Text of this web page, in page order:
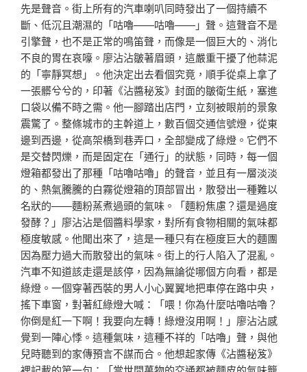
先是聲音。街上所有的汽車喇叭同時發出了一個持續不
斷、低沉且潮濕的「咕嚕——咕嚕——」聲。這聲音不是
引擎聲，也不是正常的鳴笛聲，而像是一個巨大的、消化
不良的胃在哀嚎。廖沾沾皺著眉頭，這嚴重干擾了他蒜泥
的「寧靜冥想」。他決定出去看個究竟，順手從桌上拿了
一張髒兮兮的，印著《沾醬秘笈》封面的皺衛生紙，塞進
口袋以備不時之需。他一腳踏出店門，立刻被眼前的景象
震驚了。整條城市的主幹道上，數百個交通信號燈，從東
邊到西邊，從高架橋到巷弄口，全部變成了綠燈。它們不
是交替閃爍，而是固定在「通行」的狀態，同時，每一個
燈箱都發出了那種「咕嚕咕嚕」的聲音，並且有一層淡淡
的、熱氣騰騰的白霧從燈箱的頂部冒出，散發出一種難以
名狀的——麵粉蒸煮過頭的氣味。「麵粉焦慮？還是過度
發酵？」廖沾沾是個醬料學家，對所有食物相關的氣味都
極度敏感。他聞出來了，這是一種只有在極度巨大的麵團
因為壓力過大而散發出的氣味。街上的行人陷入了混亂。
汽車不知道該走還是該停，因為無論從哪個方向看，都是
綠燈。一個穿著西裝的男人小心翼翼地把車停在路中央，
搖下車窗，對著紅綠燈大喊：「喂！你為什麼咕嚕咕嚕？
你倒是紅一下啊！我要向左轉！綠燈沒用啊！」廖沾沾感
覺到一陣心悸。這種氣味，這種不祥的「咕嚕」聲，與他
兒時聽到的家傳預言不謀而合。他想起家傳《沾醬秘笈》